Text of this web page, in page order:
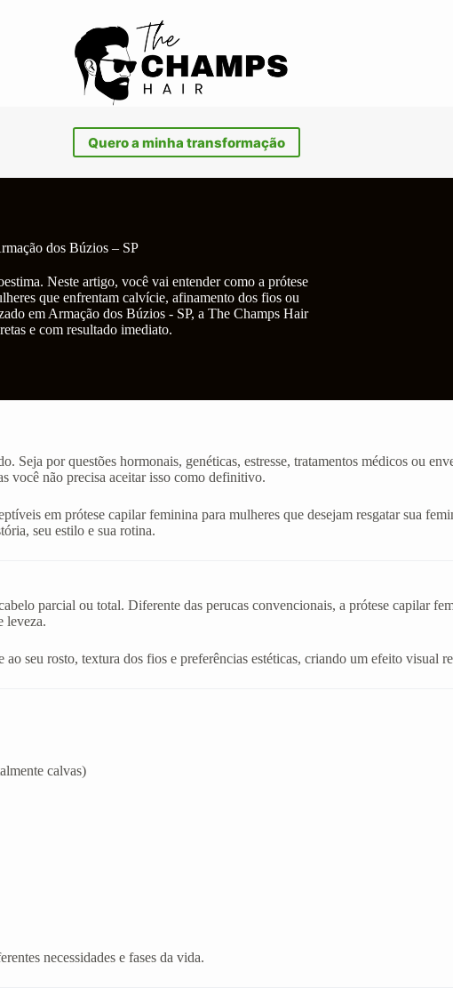
Quero a minha transformação
dos Búzios – SP
Neste artigo, você vai entender como a prótese
que enfrentam calvície, afinamento dos fios ou
em Armação dos Búzios - SP, a The Champs Hair
e com resultado imediato.
Seja por questões hormonais, genéticas, estresse, tratamentos médicos ou
você não precisa aceitar isso como definitivo.
em prótese capilar feminina para mulheres que desejam resgatar sua
seu estilo e sua rotina.
parcial ou total. Diferente das perucas convencionais, a prótese capilar
leveza.
seu rosto, textura dos fios e preferências estéticas, criando um efeito visual
calvas)
necessidades e fases da vida.